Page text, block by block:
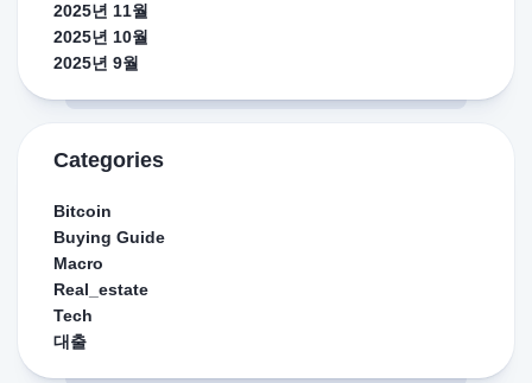
2025년 11월
2025년 10월
2025년 9월
Categories
Bitcoin
Buying Guide
Macro
Real_estate
Tech
대출